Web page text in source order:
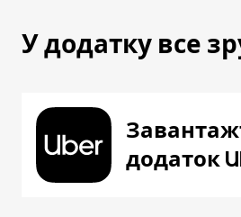
У додатку все
додаток